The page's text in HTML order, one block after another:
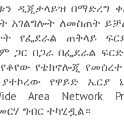
ዲጂታላይዝ በማድረግ
አገልግሎት ለመስጠት
የፌደራል ጠቅላይ
ጋር በጋራ በፌደራል
የቴክኖሎጂ
የዋይድ ኤርያ
Area Network
ግብር ተካሂዷል።